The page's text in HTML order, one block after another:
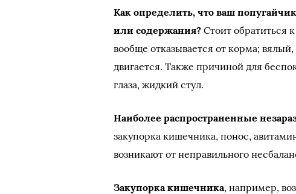
Как определить, что ваш
или содержания? Стоит обратиться
вообще отказывается от корма;
двигается. Также причиной для
глаза, жидкий стул.
Наиболее распространенные
закупорка кишечника, понос,
возникают от неправильного
Закупорка кишечника, например,